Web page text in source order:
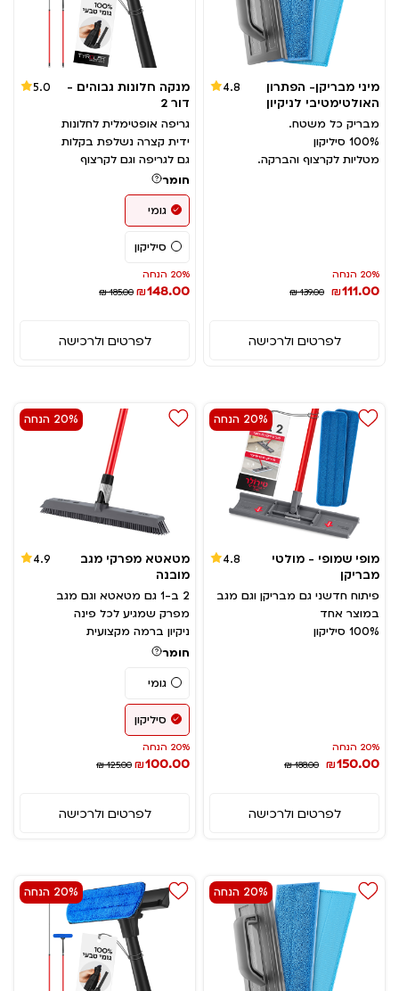
מיני מבריקן- הפתרון
האולטימטיבי לניקיון
4.8
מבריק כל משטח.
100% סיליקון
מטליות לקרצוף והברקה.
20% הנחה
₪111.00
₪ 139.00
לפרטים ולרכישה
מנקה חלונות גבוהים -
דור 2
5.0
גריפה אופטימלית לחלונות
ידית קצרה נשלפת בקלות
גם לגריפה וגם לקרצוף
חומר
גומי
סיליקון
20% הנחה
₪148.00
₪ 185.00
לפרטים ולרכישה
20% הנחה
מופי שמופי - מולטי
מבריקן
4.8
פיתוח חדשני גם מבריקן וגם מגב
במוצר אחד
100% סיליקון
20% הנחה
₪150.00
₪ 188.00
לפרטים ולרכישה
20% הנחה
מטאטא מפרקי מגב
מובנה
4.9
2 ב-1 גם מטאטא וגם מגב
מפרק שמגיע לכל פינה
ניקיון ברמה מקצועית
חומר
גומי
סיליקון
20% הנחה
₪100.00
₪ 125.00
לפרטים ולרכישה
20% הנחה 20% הנחה